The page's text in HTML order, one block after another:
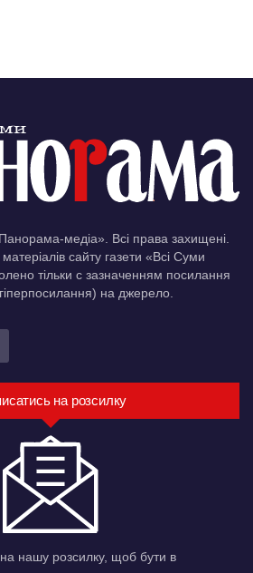
медіа». Всі права захищені.
сайту газети «Всі Суми
тільки c зазначенням посилання
на джерело.
на розсилку
на нашу розсилку, щоб бути в